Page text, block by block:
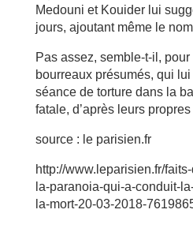
Medouni et Kouider lui
jours, ajoutant même le
Pas assez, semble-t-il,
bourreaux présumés, qui
séance de torture dans la
fatale, d’après leurs
source : le parisien.fr
http://www.leparisien.fr/
la-paranoia-qui-a-conduit-
la-mort-20-03-2018-